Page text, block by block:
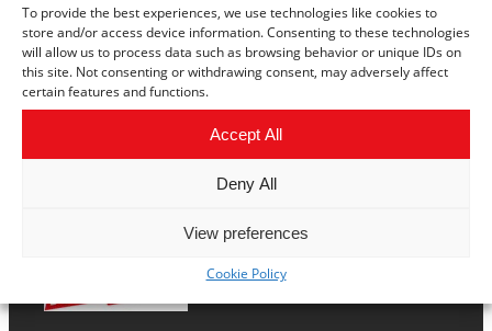
To provide the best experiences, we use technologies like cookies to
store and/or access device information. Consenting to these technologies
will allow us to process data such as browsing behavior or unique IDs on
this site. Not consenting or withdrawing consent, may adversely affect
certain features and functions.
Accept All
Deny All
View preferences
Cookie Policy
Matti Laitinen
+358447856333
etunimi.sukunimi@savonia.fi
etunimi.sukunimi@sakky.fi